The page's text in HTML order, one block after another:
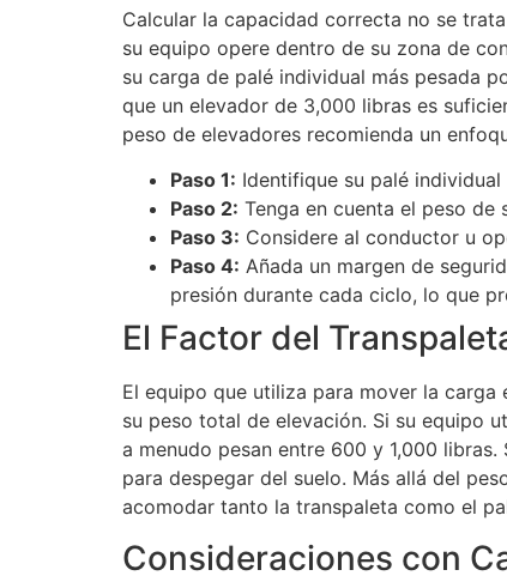
Calcular la capacidad correcta no se
su equipo opere dentro de su zona de
su carga de palé individual más pesada
que un elevador de 3,000 libras es
peso de elevadores recomienda un
Paso 1: Identifique su palé
Paso 2: Tenga en cuenta el peso
Paso 3: Considere al conductor u
Paso 4: Añada un margen de
presión durante cada ciclo, lo que
El Factor del
El equipo que utiliza para mover la
su peso total de elevación. Si su equipo
a menudo pesan entre 600 y 1,000
para despegar del suelo. Más allá del
acomodar tanto la transpaleta como el
Consideraciones con